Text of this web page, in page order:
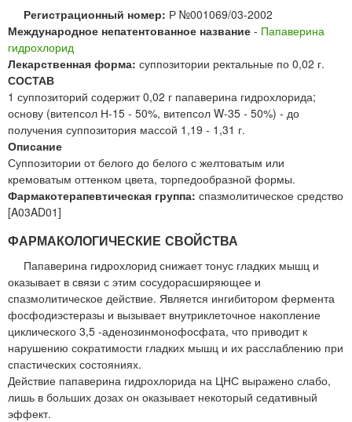
Регистрационный номер: Р №001069/03-2002
Международное непатентованное название - Папаверина
гидрохлорид
Лекарственная форма: суппозитории ректальные по 0,02 г.
СОСТАВ
1 суппозиторий содержит 0,02 г папаверина гидрохлорида;
основу (витепсол Н-15 - 50%, витепсол W-35 - 50%) - до
получения суппозитория массой 1,19 - 1,31 г.
Описание
Суппозитории от белого до белого с желтоватым или
кремоватым оттенком цвета, торпедообразной формы.
Фармакотерапевтическая группа: спазмолитическое средство
[A03AD01]
ФАРМАКОЛОГИЧЕСКИЕ СВОЙСТВА
Папаверина гидрохлорид снижает тонус гладких мышц и
оказывает в связи с этим сосудорасширяющее и
спазмолитическое действие. Является ингибитором фермента
фосфодиэстеразы и вызывает внутриклеточное накопление
циклического 3,5 -аденозинмонофосфата, что приводит к
нарушению сократимости гладких мышц и их расслаблению при
спастических состояниях.
Действие папаверина гидрохлорида на ЦНС выражено слабо,
лишь в больших дозах он оказывает некоторый седативный
эффект.